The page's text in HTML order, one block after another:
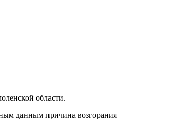
области.
данным причина возгорания –